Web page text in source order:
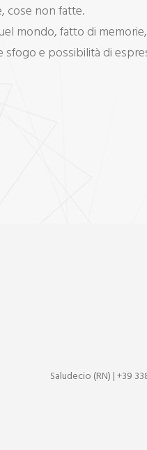
cose non fatte.
mondo, fatto di
e possibilità di
Saludecio (RN) | +39